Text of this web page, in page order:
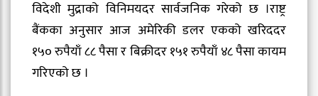
विदेशी मुद्राको विनिमयदर सार्वजनिक गरेको छ ।राष्ट्र
बैंकका अनुसार आज अमेरिकी डलर एकको खरिददर
१५० रुपैयाँ ८८ पैसा र बिक्रीदर १५१ रुपैयाँ ४८ पैसा कायम
गरिएको छ ।